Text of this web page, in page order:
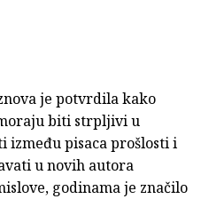
je potvrdila kako
biti strpljivi u
između pisaca prošlosti i
u novih autora
godinama je značilo